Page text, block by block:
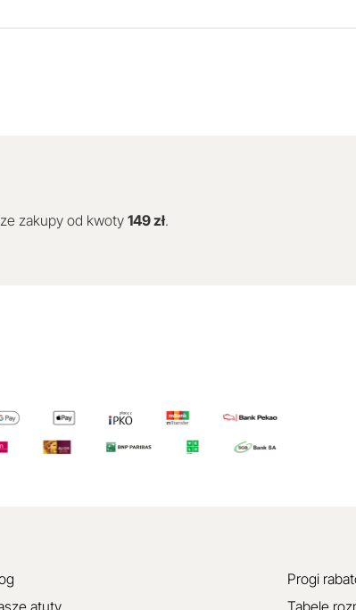
zakupy od kwoty 149 zł.
atuty
Progi
Tabele